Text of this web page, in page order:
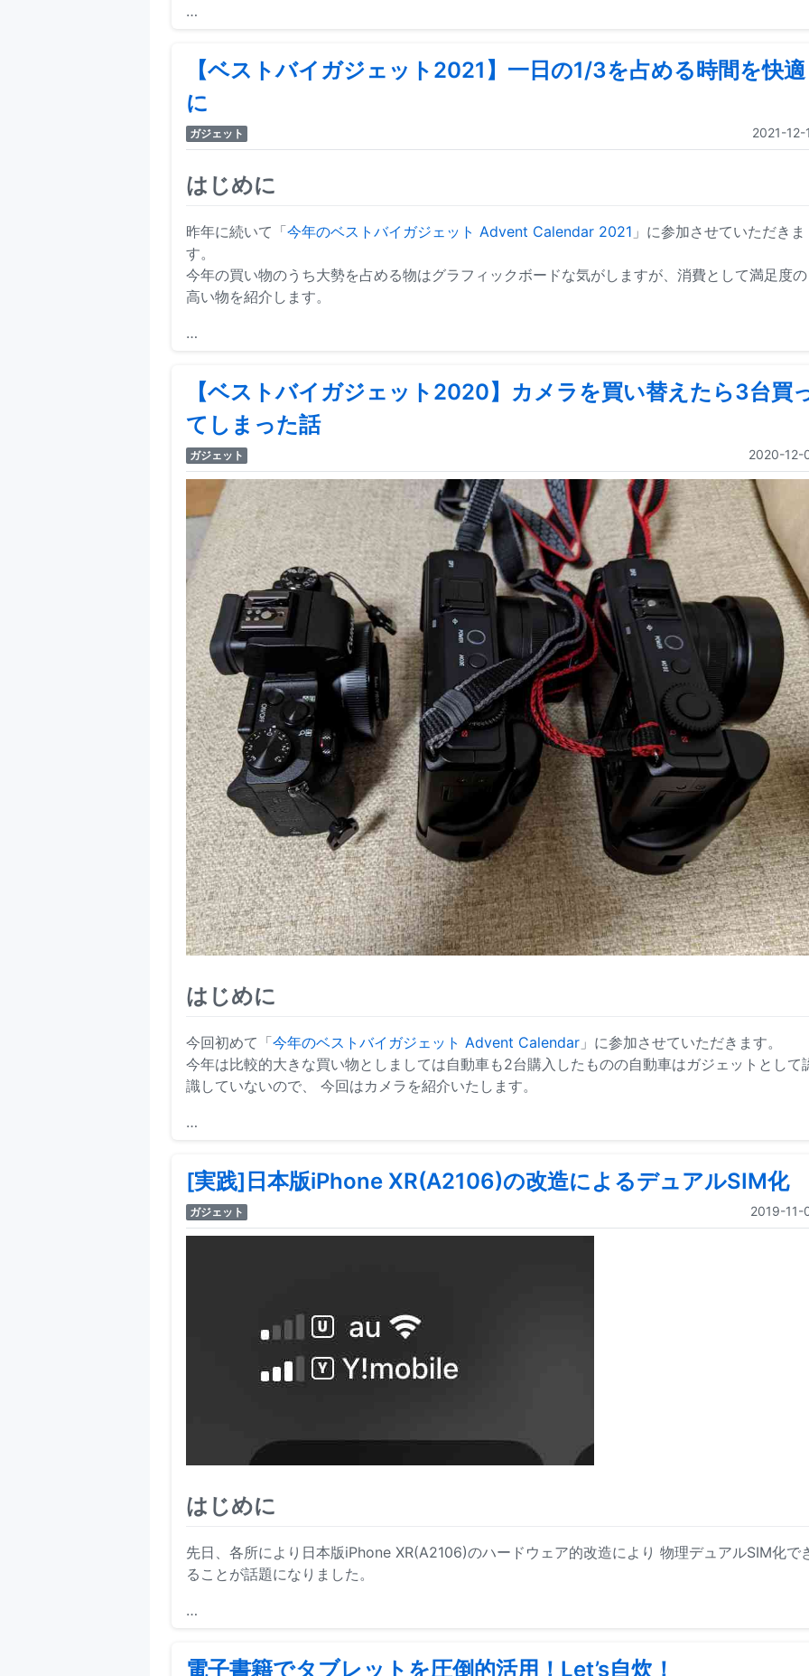
…
【ベストバイガジェット2021】一日の1/3を占める時間を快適
に
ガジェット 2021-12-
はじめに
昨年に続いて「今年のベストバイガジェット Advent Calendar 2021 」に参加させていただきま
す。
今年の買い物のうち大勢を占める物はグラフィックボードな気がしますが、消費として満足度の
高い物を紹介します。
…
【ベストバイガジェット2020】カメラを買い替えたら3台買
てしまった話
ガジェット 2020-12-
はじめに
今回初めて「今年のベストバイガジェット Advent Calendar 」に参加させていただきます。
今年は比較的大きな買い物としましては自動車も2台購入したものの自動車はガジェットとして
識していないので、 今回はカメラを紹介いたします。
…
[実践]日本版iPhone XR(A2106)の改造によるデュアルSIM化
ガジェット 2019-11-
はじめに
先日、各所により日本版iPhone XR(A2106)のハードウェア的改造により 物理デュアルSIM化で
ることが話題になりました。
…
電子書籍でタブレットを圧倒的活用！Let’s自炊！